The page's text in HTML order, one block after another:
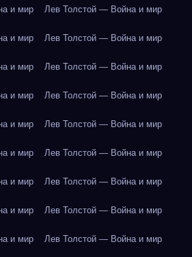
и мир Лев Толстой — Война и мир
и мир Лев Толстой — Война и мир
и мир Лев Толстой — Война и мир
и мир Лев Толстой — Война и мир
и мир Лев Толстой — Война и мир
и мир Лев Толстой — Война и мир
и мир Лев Толстой — Война и мир
и мир Лев Толстой — Война и мир
и мир Лев Толстой — Война и мир